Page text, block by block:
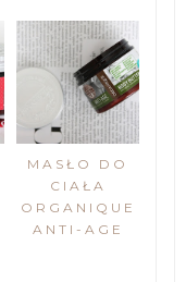
MASŁO DO
CIAŁA
ORGANIQUE
ANTI-AGE